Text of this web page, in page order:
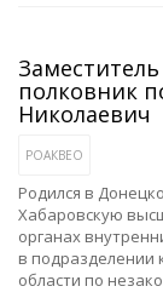
полковник
Николаевич
РОАКВЕО
Родился в
Хабаровскую
органах
в подразделении
области по